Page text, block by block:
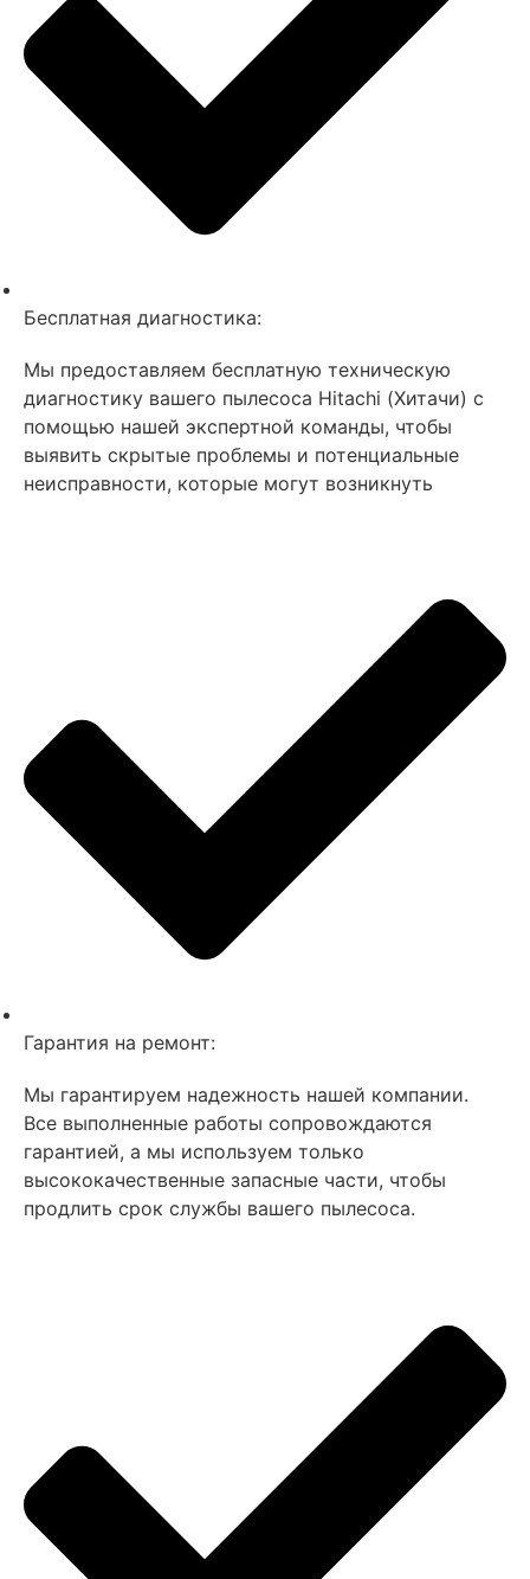
Бесплатная диагностика:
Мы предоставляем бесплатную техническую
диагностику вашего пылесоса Hitachi (Хитачи) с
помощью нашей экспертной команды, чтобы
выявить скрытые проблемы и потенциальные
неисправности, которые могут возникнуть
Гарантия на ремонт:
Мы гарантируем надежность нашей компании.
Все выполненные работы сопровождаются
гарантией, а мы используем только
высококачественные запасные части, чтобы
продлить срок службы вашего пылесоса.